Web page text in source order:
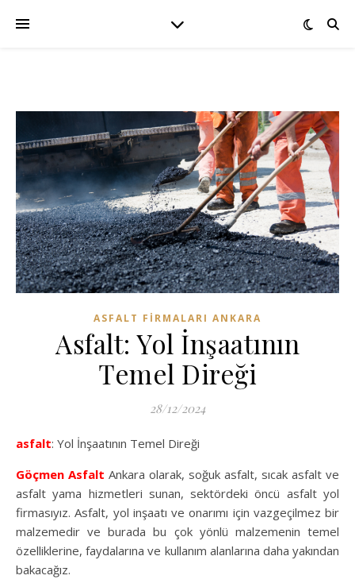
ASFALT FIRMALARI ANKARA
Asfalt: Yol İnşaatının
Temel Direği
28/12/2024
asfalt: Yol İnşaatının Temel Direği
Göçmen Asfalt Ankara olarak, soğuk asfalt, sıcak asfalt ve
asfalt yama hizmetleri sunan, sektördeki öncü asfalt yol
firmasıyız. Asfalt, yol inşaatı ve onarımı için vazgeçilmez bir
malzemedir ve burada bu çok yönlü malzemenin temel
özelliklerine, faydalarına ve kullanım alanlarına daha yakından
bakacağız.